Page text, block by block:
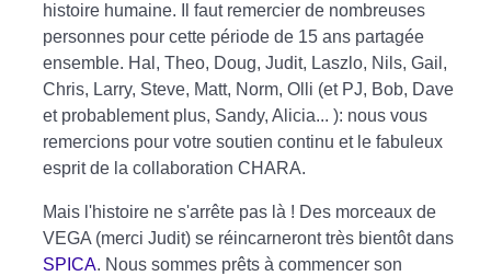
histoire humaine. Il faut remercier de nombreuses
personnes pour cette période de 15 ans partagée
ensemble. Hal, Theo, Doug, Judit, Laszlo, Nils, Gail,
Chris, Larry, Steve, Matt, Norm, Olli (et PJ, Bob, Dave
et probablement plus, Sandy, Alicia... ): nous vous
remercions pour votre soutien continu et le fabuleux
esprit de la collaboration CHARA.
Mais l'histoire ne s'arrête pas là ! Des morceaux de
VEGA (merci Judit) se réincarneront très bientôt dans
SPICA. Nous sommes prêts à commencer son